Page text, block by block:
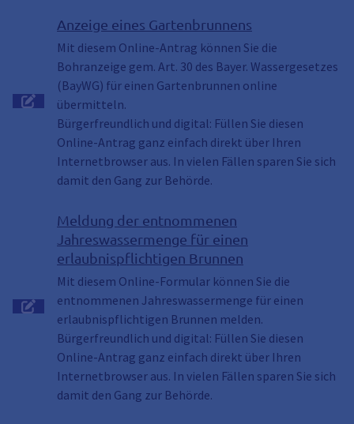
Anzeige eines Gartenbrunnens
Mit diesem Online-Antrag können Sie die
Bohranzeige gem. Art. 30 des Bayer. Wassergesetzes
(BayWG) für einen Gartenbrunnen online
übermitteln.
Bürgerfreundlich und digital: Füllen Sie diesen
Online-Antrag ganz einfach direkt über Ihren
Internetbrowser aus. In vielen Fällen sparen Sie sich
damit den Gang zur Behörde.
Meldung der entnommenen
Jahreswassermenge für einen
erlaubnispflichtigen Brunnen
Mit diesem Online-Formular können Sie die
entnommenen Jahreswassermenge für einen
erlaubnispflichtigen Brunnen melden.
Bürgerfreundlich und digital: Füllen Sie diesen
Online-Antrag ganz einfach direkt über Ihren
Internetbrowser aus. In vielen Fällen sparen Sie sich
damit den Gang zur Behörde.